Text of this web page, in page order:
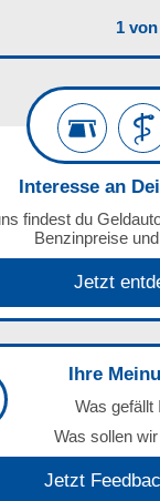
1 von
Interesse an
findest du
Benzinpreise
Jetzt
Ihre
Was gefällt
Was sollen
Jetzt